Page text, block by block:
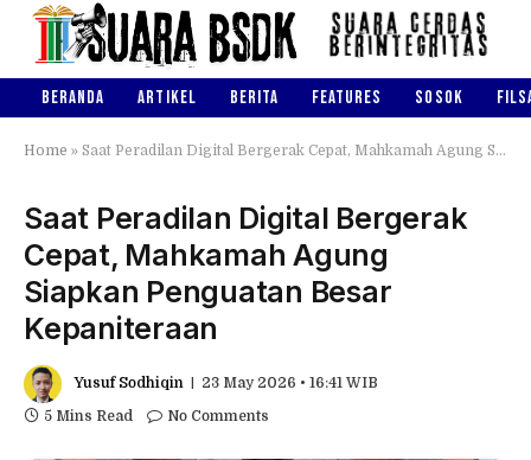
BERANDA ARTIKEL BERITA FEATURES SOSOK
Home » Saat Peradilan Digital Bergerak Cepat, Mahkamah Agung Siapkan Penguatan Besar Kepaniteraan
Saat Peradilan Digital Bergerak
Cepat, Mahkamah Agung
Siapkan Penguatan Besar
Kepaniteraan
Yusuf Sodhiqin
23 May 2026 • 16:41 WIB
5 Mins Read
No Comments